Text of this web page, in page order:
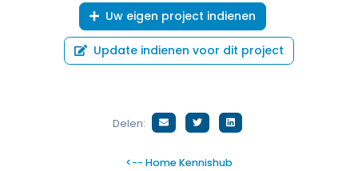
Uw eigen project indienen
Update indienen voor dit project
Delen:
<-- Home Kennishub